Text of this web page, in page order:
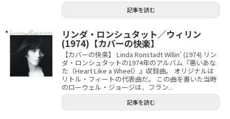
記事を読む
リンダ・ロンシュタット／ウィリン
(1974)【カバーの快楽】
【カバーの快楽】 Linda Ronstadt Willin' (1974) リン
ダ・ロンシュタットの1974年のアルバム『悪いあな
た（Heart Like a Wheel）』収録曲。 オリジナルは
リトル・フィートの代表曲だ。 この曲を書いた当時
のローウェル・ジョージは、フラン...
記事を読む